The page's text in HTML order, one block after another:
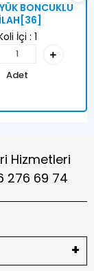
BONCUKLU
İçi : 1
Adet
Hizmetleri
276 69 74